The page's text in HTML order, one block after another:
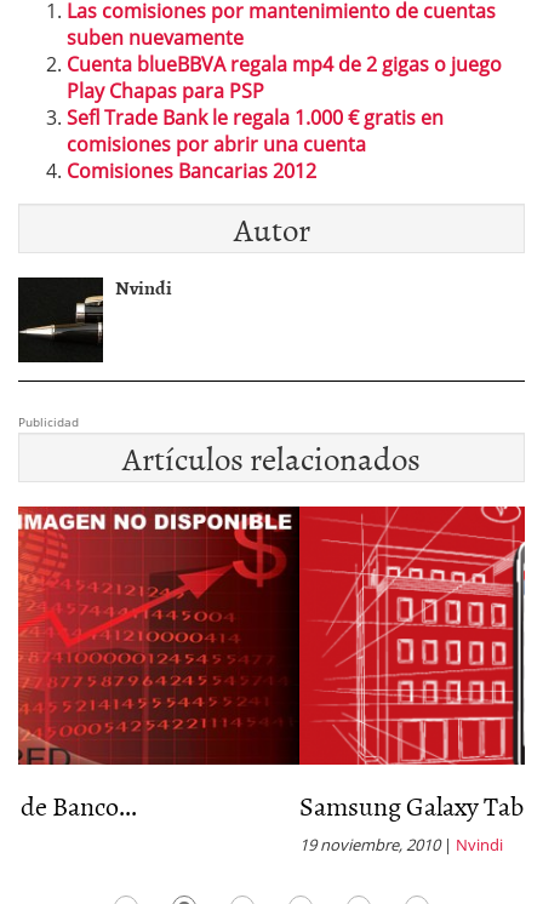
Las comisiones por mantenimiento de cuentas
suben nuevamente
Cuenta blueBBVA regala mp4 de 2 gigas o juego
Play Chapas para PSP
Sefl Trade Bank le regala 1.000 € gratis en
comisiones por abrir una cuenta
Comisiones Bancarias 2012
Autor
Nvindi
Publicidad
Artículos relacionados
Samsung Galaxy Tab Santander